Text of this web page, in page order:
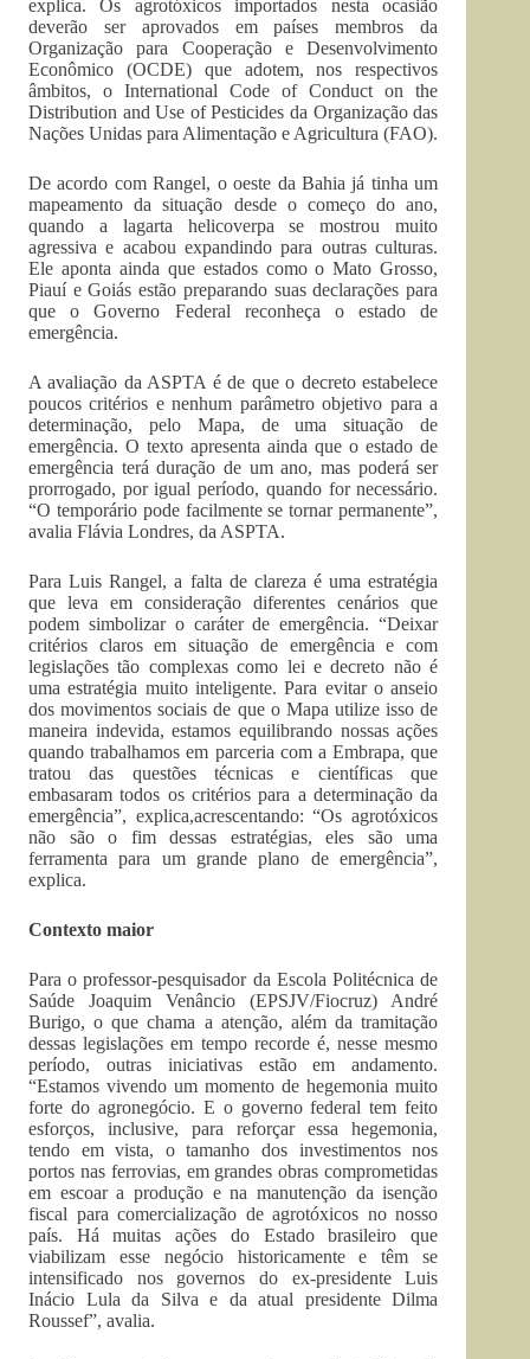
explica. Os agrotóxicos importados nesta ocasião
deverão ser aprovados em países membros da
Organização para Cooperação e Desenvolvimento
Econômico (OCDE) que adotem, nos respectivos
âmbitos, o International Code of Conduct on the
Distribution and Use of Pesticides da Organização das
Nações Unidas para Alimentação e Agricultura (FAO).
De acordo com Rangel, o oeste da Bahia já tinha um
mapeamento da situação desde o começo do ano,
quando a lagarta helicoverpa se mostrou muito
agressiva e acabou expandindo para outras culturas.
Ele aponta ainda que estados como o Mato Grosso,
Piauí e Goiás estão preparando suas declarações para
que o Governo Federal reconheça o estado de
emergência.
A avaliação da ASPTA é de que o decreto estabelece
poucos critérios e nenhum parâmetro objetivo para a
determinação, pelo Mapa, de uma situação de
emergência. O texto apresenta ainda que o estado de
emergência terá duração de um ano, mas poderá ser
prorrogado, por igual período, quando for necessário.
“O temporário pode facilmente se tornar permanente”,
avalia Flávia Londres, da ASPTA.
Para Luis Rangel, a falta de clareza é uma estratégia
que leva em consideração diferentes cenários que
podem simbolizar o caráter de emergência. “Deixar
critérios claros em situação de emergência e com
legislações tão complexas como lei e decreto não é
uma estratégia muito inteligente. Para evitar o anseio
dos movimentos sociais de que o Mapa utilize isso de
maneira indevida, estamos equilibrando nossas ações
quando trabalhamos em parceria com a Embrapa, que
tratou das questões técnicas e científicas que
embasaram todos os critérios para a determinação da
emergência”, explica,acrescentando: “Os agrotóxicos
não são o fim dessas estratégias, eles são uma
ferramenta para um grande plano de emergência”,
explica.
Contexto maior
Para o professor-pesquisador da Escola Politécnica de
Saúde Joaquim Venâncio (EPSJV/Fiocruz) André
Burigo, o que chama a atenção, além da tramitação
dessas legislações em tempo recorde é, nesse mesmo
período, outras iniciativas estão em andamento.
“Estamos vivendo um momento de hegemonia muito
forte do agronegócio. E o governo federal tem feito
esforços, inclusive, para reforçar essa hegemonia,
tendo em vista, o tamanho dos investimentos nos
portos nas ferrovias, em grandes obras comprometidas
em escoar a produção e na manutenção da isenção
fiscal para comercialização de agrotóxicos no nosso
país. Há muitas ações do Estado brasileiro que
viabilizam esse negócio historicamente e têm se
intensificado nos governos do ex-presidente Luis
Inácio Lula da Silva e da atual presidente Dilma
Roussef”, avalia.